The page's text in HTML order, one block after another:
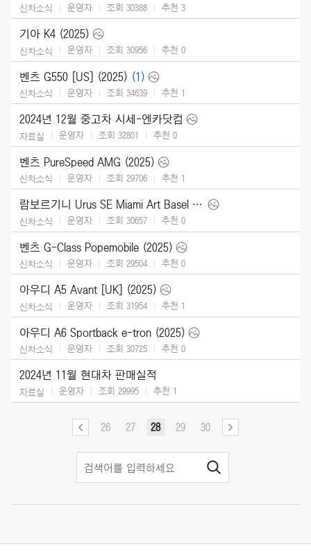
신차소식 운영자 조회 30388 추천 3
기아 K4 (2025)
신차소식 운영자 조회 30956 추천 0
벤츠 G550 [US] (2025) (1)
신차소식 운영자 조회 34639 추천 1
2024년 12월 중고차 시세-엔카닷컴
자료실 운영자 조회 32801 추천 0
벤츠 PureSpeed AMG (2025)
신차소식 운영자 조회 29706 추천 1
람보르기니 Urus SE Miami Art Basel (2024)
신차소식 운영자 조회 30657 추천 0
벤츠 G-Class Popemobile (2025)
신차소식 운영자 조회 29504 추천 0
아우디 A5 Avant [UK] (2025)
신차소식 운영자 조회 31954 추천 1
아우디 A6 Sportback e-tron (2025)
신차소식 운영자 조회 30725 추천 0
2024년 11월 현대차 판매실적
자료실 운영자 조회 29995 추천 1
26 27 28 29 30